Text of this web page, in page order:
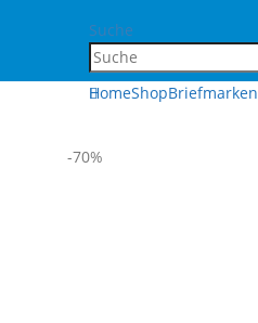
Suche
HomeShopBriefmarken
-70%